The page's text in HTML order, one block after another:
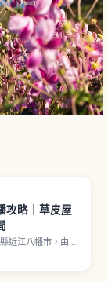
攻略｜草皮屋
近江八幡市，由老
經營的體驗型旗艦
中意為「丘